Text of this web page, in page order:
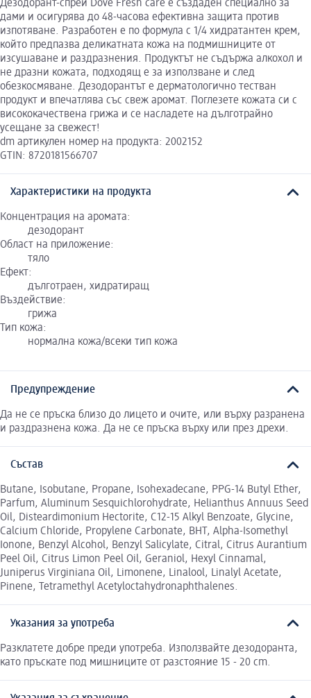
Дезодорант-спрей Dove Fresh care е създаден специално за
дами и осигурява до 48-часова ефективна защита против
изпотяване. Разработен е по формула с 1/4 хидратантен крем,
който предпазва деликатната кожа на подмишниците от
изсушаване и раздразнения. Продуктът не съдържа алкохол и
не дразни кожата, подходящ е за използване и след
обезкосмяване. Дезодорантът е дерматологично тестван
продукт и впечатлява със свеж аромат. Поглезете кожата си с
висококачествена грижа и се насладете на дълготрайно
усещане за свежест!
dm артикулен номер на продукта: 2002152
GTIN: 8720181566707
Характеристики на продукта
Концентрация на аромата:
дезодорант
Област на приложение:
тяло
Ефект:
дълготраен, хидратиращ
Въздействие:
грижа
Тип кожа:
нормална кожа/всеки тип кожа
Предупреждение
Да не се пръска близо до лицето и очите, или върху разранена
и раздразнена кожа. Да не се пръска върху или през дрехи.
Състав
Butane, Isobutane, Propane, Isohexadecane, PPG-14 Butyl Ether,
Parfum, Aluminum Sesquichlorohydrate, Helianthus Annuus Seed
Oil, Disteardimonium Hectorite, C12-15 Alkyl Benzoate, Glycine,
Calcium Chloride, Propylene Carbonate, BHT, Alpha-Isomethyl
Ionone, Benzyl Alcohol, Benzyl Salicylate, Citral, Citrus Aurantium
Peel Oil, Citrus Limon Peel Oil, Geraniol, Hexyl Cinnamal,
Juniperus Virginiana Oil, Limonene, Linalool, Linalyl Acetate,
Pinene, Tetramethyl Acetyloctahydronaphthalenes.
Указания за употреба
Разклатете добре преди употреба. Използвайте дезодоранта,
като пръскате под мишниците от разстояние 15 - 20 cm.